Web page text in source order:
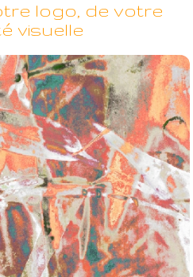
logo, de votre
visuelle